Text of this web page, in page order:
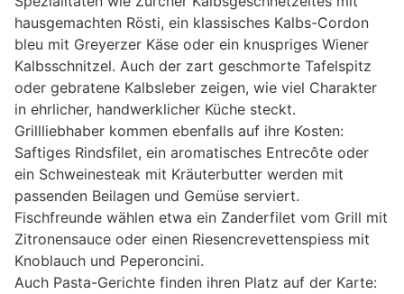
hausgemachten Rösti, ein klassisches Kalbs-Cordon
bleu mit Greyerzer Käse oder ein knuspriges Wiener
Kalbsschnitzel. Auch der zart geschmorte Tafelspitz
oder gebratene Kalbsleber zeigen, wie viel Charakter
in ehrlicher, handwerklicher Küche steckt.
Grillliebhaber kommen ebenfalls auf ihre Kosten:
Saftiges Rindsfilet, ein aromatisches Entrecôte oder
ein Schweinesteak mit Kräuterbutter werden mit
passenden Beilagen und Gemüse serviert.
Fischfreunde wählen etwa ein Zanderfilet vom Grill mit
Zitronensauce oder einen Riesencrevettenspiess mit
Knoblauch und Peperoncini.
Auch Pasta-Gerichte finden ihren Platz auf der Karte: